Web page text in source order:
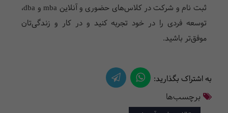
ثبت نام و شرکت در کلاس‌های حضوری و آنلاین mba و dba،
توسعه فردی را در خود تجربه کنید و در کار و زندگی‌تان
موفق‌تر باشید.
به اشتراک بگذارید:
برچسب‌ها